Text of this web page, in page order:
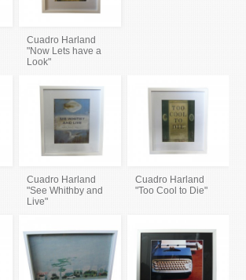
Cuadro Harland
"Now Lets have a
Look"
Cuadro Harland
"See Whithby and
Live"
Cuadro Harland
"Too Cool to Die"